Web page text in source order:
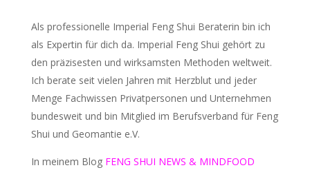
Als professionelle Imperial Feng Shui Beraterin bin ich
als Expertin für dich da. Imperial Feng Shui gehört zu
den präzisesten und wirksamsten Methoden weltweit.
Ich berate seit vielen Jahren mit Herzblut und jeder
Menge Fachwissen Privatpersonen und Unternehmen
bundesweit und bin Mitglied im Berufsverband für Feng
Shui und Geomantie e.V.
In meinem Blog FENG SHUI NEWS & MINDFOOD